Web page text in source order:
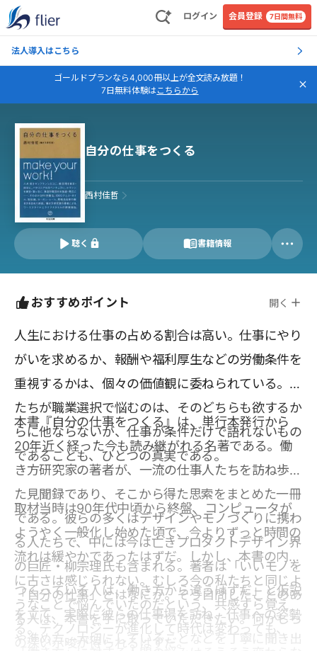
ログイン 会員登録 7日間無料
法人導入はこちら
ゴールドプランなら4,000冊以上が全文読み放題！
7日無料体験はこちらから
自分の仕事をつくる
西村佳哲
聴く 書籍情報
おすすめポイント 開く
人生における仕事の占める割合は高い。仕事にやり
がいを求めるか、報酬や福利厚生などの労働条件を
重視するかは、個々の価値観に委ねられている。私
たちが職業選択で悩むのは、そのどちらも欲するか
らに他ならないが、仕事が条件だけで語れないもの
であることも、ひとつの真実である。
本書『自分の仕事をつくる』は、単行本発行から
20年近く経った今も読み継がれる名著である。働
き方研究家の著者が、一流の仕事人たちを訪ね歩い
た見聞録であり、そこから得た思索をまとめた一冊
である。彼らの多くはデザインやモノづくりに携わ
る人たちで、中には今は亡きプロダクトデザイン界
の巨匠・柳宗理氏も含まれる。著者は「いいモノを
つくっている人は、働き方から違うはずだ」と仮説
を立て、実際に彼らの仕事場を訪ね、仕事への姿勢
や進め方、大切にしていることなどを丁寧に聞き出
取材当時は90年代中頃から終盤、コンピュータが
ようやく一般化し始めた頃で、今よりずっと時間の
流れは緩やかであったはずだ。しかし、本書の内容
に古さは感じられない。むしろ今の私たちと同じよ
うなことで悩んでいたのだという、共感すら覚え
る。テクノロジーが進化して時代は変わっても、
「自分の仕事」とはなにか。そう自問したことのあ
る人は、本書を手に取っていただきたい。何かしら
の深い示唆が得られるはずだ。